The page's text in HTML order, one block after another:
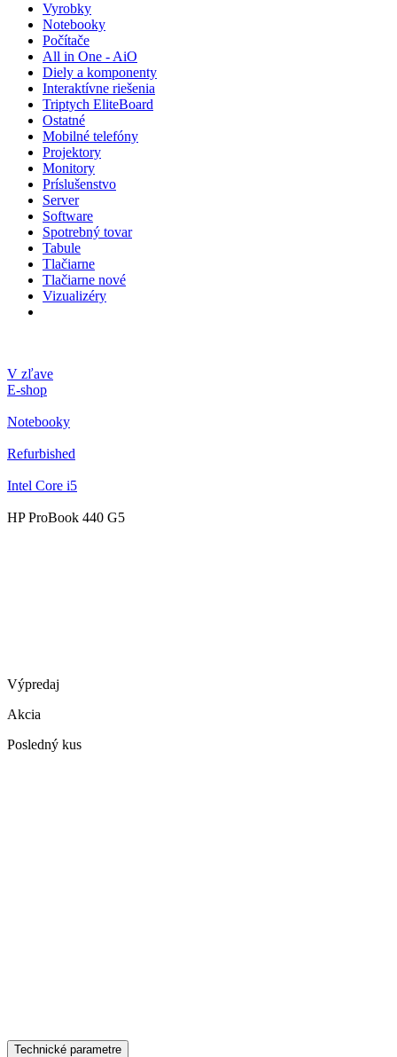
Vyrobky
Notebooky
Počítače
All in One - AiO
Diely a komponenty
Interaktívne riešenia
Triptych EliteBoard
Ostatné
Mobilné telefóny
Projektory
Monitory
Príslušenstvo
Server
Software
Spotrebný tovar
Tabule
Tlačiarne
Tlačiarne nové
Vizualizéry
V zľave
E-shop
Notebooky
Refurbished
Intel Core i5
HP ProBook 440 G5
Výpredaj
Akcia
Posledný kus
Technické parametre